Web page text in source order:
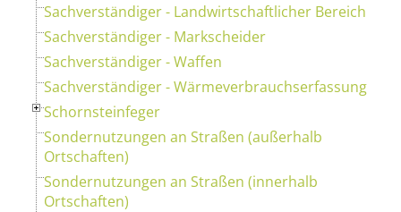
Sachverständiger - Landwirtschaftlicher Bereich
Sachverständiger - Markscheider
Sachverständiger - Waffen
Sachverständiger - Wärmeverbrauchserfassung
Schornsteinfeger
Sondernutzungen an Straßen (außerhalb
Ortschaften)
Sondernutzungen an Straßen (innerhalb
Ortschaften)